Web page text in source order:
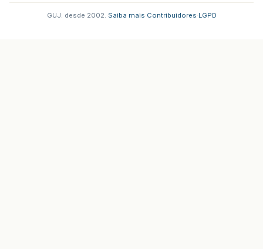
GUJ: desde 2002. Saiba mais Contribuidores LGPD